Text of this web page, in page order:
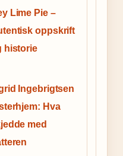
Lime Pie –
oppskrift
historie
Ingebrigtsen
Hva
med